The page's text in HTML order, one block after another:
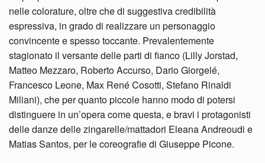
nelle colorature, oltre che di suggestiva credibilità
espressiva, in grado di realizzare un personaggio
convincente e spesso toccante. Prevalentemente
stagionato il versante delle parti di fianco (Lilly Jorstad,
Matteo Mezzaro, Roberto Accurso, Dario Giorgelé,
Francesco Leone, Max René Cosotti, Stefano Rinaldi
Miliani), che per quanto piccole hanno modo di potersi
distinguere in un’opera come questa, e bravi i protagonisti
delle danze delle zingarelle/mattadori Eleana Andreoudi e
Matias Santos, per le coreografie di Giuseppe Picone.